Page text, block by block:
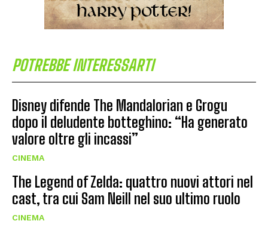
POTREBBE INTERESSARTI
Disney difende The Mandalorian e Grogu
dopo il deludente botteghino: “Ha generato
valore oltre gli incassi”
CINEMA
The Legend of Zelda: quattro nuovi attori nel
cast, tra cui Sam Neill nel suo ultimo ruolo
CINEMA